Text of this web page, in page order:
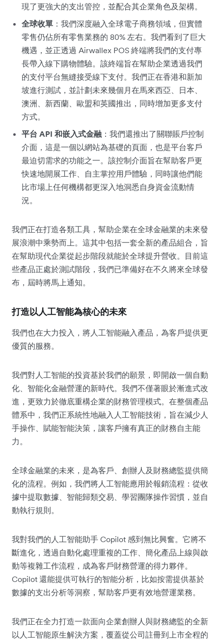
現了更強大的支出管控，並配合其企業角色及架構。
全球收單 ：我們深度融入全球電子商務領域，但實體
零售仍佔所有零售業務的 80% 左右。我們看到了巨大
機遇，並正透過 Airwallex POS 終端將我們的支付專
長帶入線下購物體驗。該終端旨在幫助企業透過我們
的支付平台無縫接受線下支付。我們正在香港和新加
坡進行測試，並計劃未來幾個月在馬來西亞、日本、
澳洲、新西蘭、歐盟和英國推出，同時增加更多支付
方式。
平台 API 和嵌入式金融 ：我們還推出了關聯賬戶控制
介面，這是一個以網站為基礎的頁面，也是平台客戶
最迫切需求的功能之一。該控制介面旨在幫助客戶更
快速地開展工作、自主掌控用戶體驗，同時讓他們能
比市場上任何機構都更深入地洞悉自身資金流動情
況。
我們正在打造各類工具，幫助企業在全球金融業的未來發
展浪潮中乘勢而上。這其中包括一套全新的產品組合，旨
在幫助現代企業從起步階段就能於全球提升營收。目前這
些產品正處於測試階段，我們已準備好在不久將來全球發
布，屆時將馬上通知。
打造以人工智能為核心的未來
我們也在大力投入，將人工智能融入產品，為客戶提供更
優質的服務。
我們對人工智能的投資基於我們的願景，即開啟一個自動
化、智能化金融營運的新時代。我們不僅著眼於漸進式改
進，更致力於徹底重構企業的財務管理模式。在整個產品
體系中，我們正系統性地融入人工智能技術，旨在減少人
手操作、賦能智能決策，讓客戶擁有真正的財務自主能
力。
全球金融業的未來，是為客戶、創辦人及財務總監提供簡
化的流程。例如，我們將人工智能應用於報銷流程：從收
據中提取數據、智能歸類交易、學習團隊操作習慣，並自
動執行規則。
我對我們的人工智能助手 Copilot 感到無比興奮。它將不
斷進化，透過自動化處理重複的工作、簡化產品上線與啟
動等複雜工作流程，成為客戶財務營運的得力夥伴。
Copilot 還能提供可執行的智能分析，比如按需提供基於
數據的支出分析等洞察，幫助客戶更有效地營運業務。
我們正在全力打造一款面向企業創辦人與財務總監的全新
以人工智能原生解決方案，覆蓋從公司註冊到上市全程的